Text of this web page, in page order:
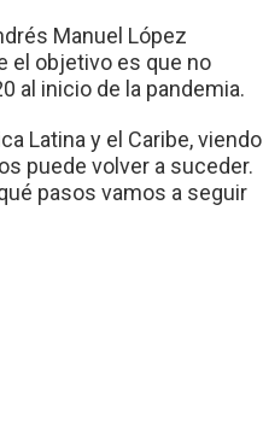
Manuel López
el objetivo es que no
al inicio de la pandemia.
Latina y el Caribe, viendo
puede volver a suceder.
pasos vamos a seguir